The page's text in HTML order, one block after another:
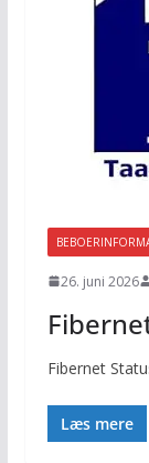
26. juni 2026
Fibernet
Læs mere